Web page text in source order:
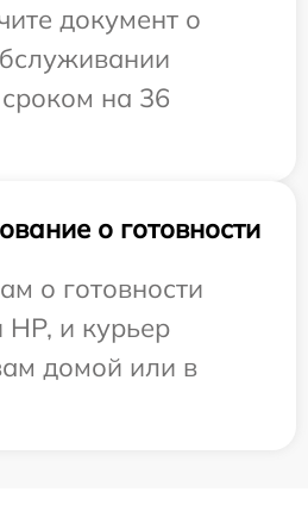
документ о
на 36
о готовности
о готовности
и курьер
домой или в